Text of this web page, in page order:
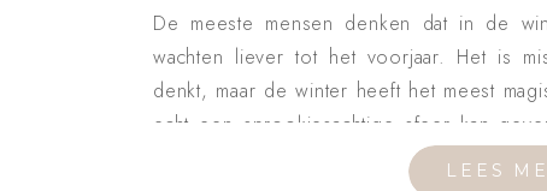
LEES
De meeste mensen denken dat in de
wachten liever tot het voorjaar. Het is
denkt, maar de winter heeft het meest
echt een sprookjesachtige sfeer kan
wel een zwangerschapsshoot […]